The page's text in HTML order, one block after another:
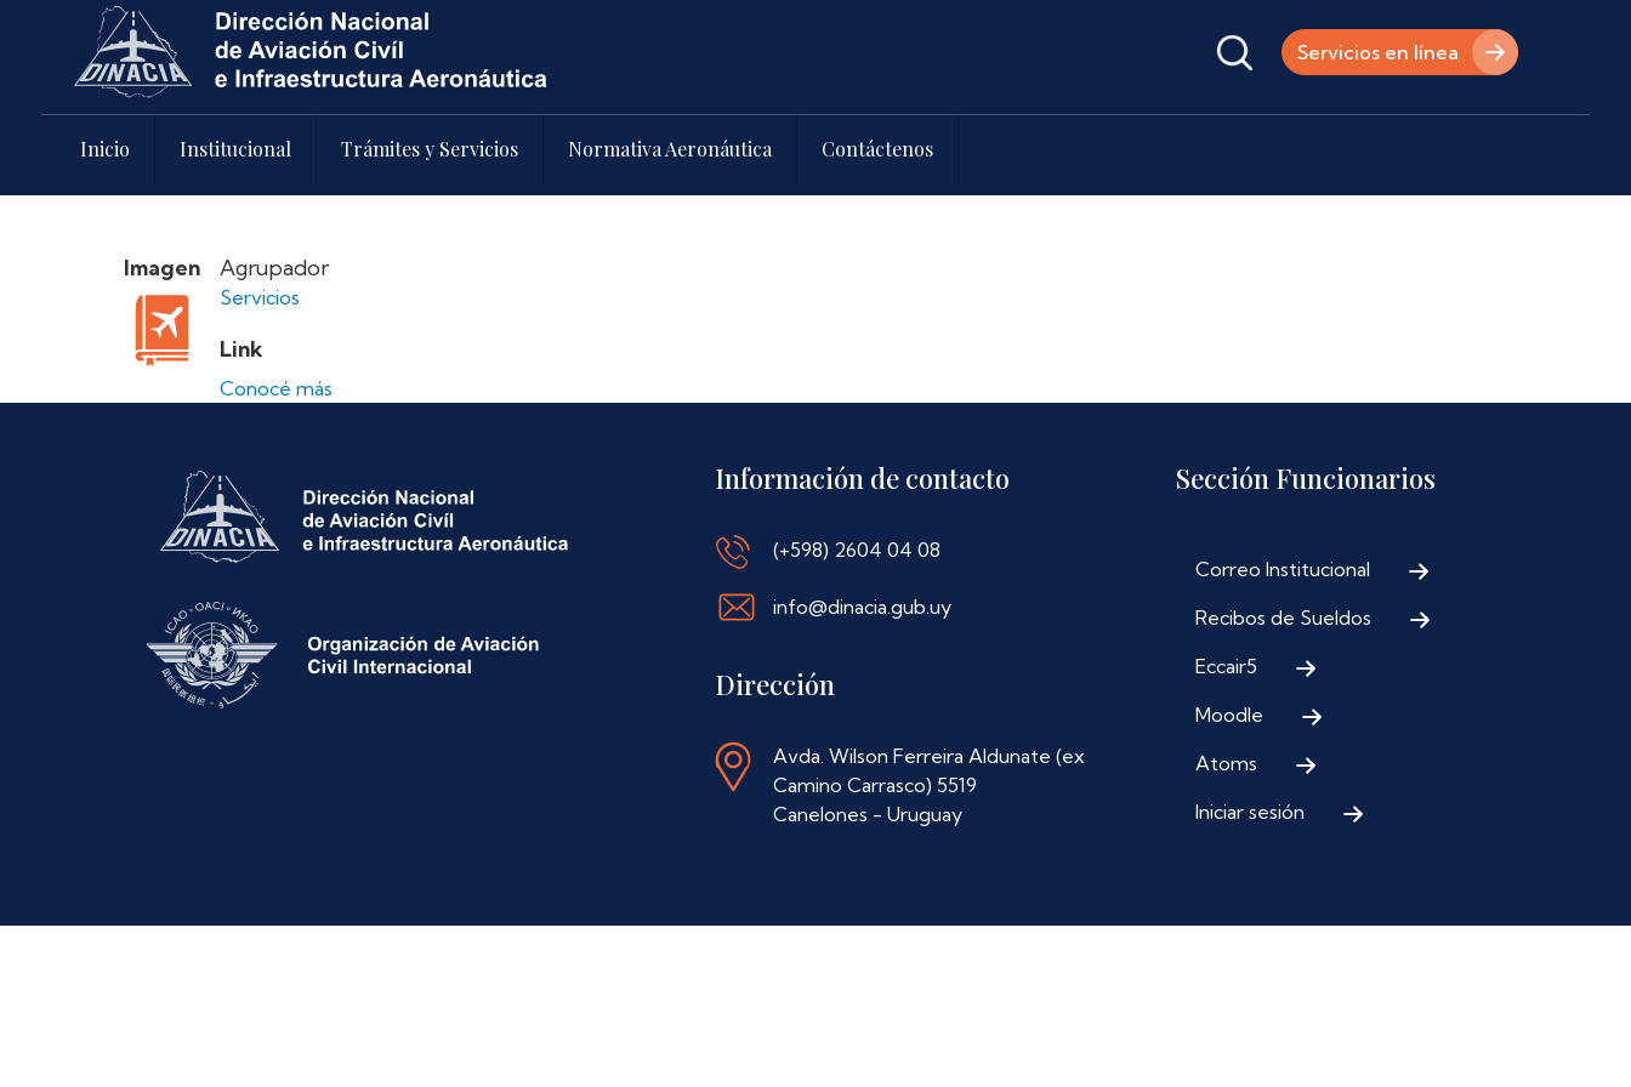
Pasar al contenido principal
Servicios en línea
Inicio Institucional Trámites y Servicios Normativa Aeronáutica Contáctenos
Imagen Agrupador
Servicios
Link
Conocé más
Información de contacto
(+598) 2604 04 08
info@dinacia.gub.uy
Dirección
Avda. Wilson Ferreira Aldunate (ex
Camino Carrasco) 5519
Canelones - Uruguay
Sección Funcionarios
Correo Institucional
Recibos de Sueldos
Eccair5
Moodle
Atoms
Iniciar sesión